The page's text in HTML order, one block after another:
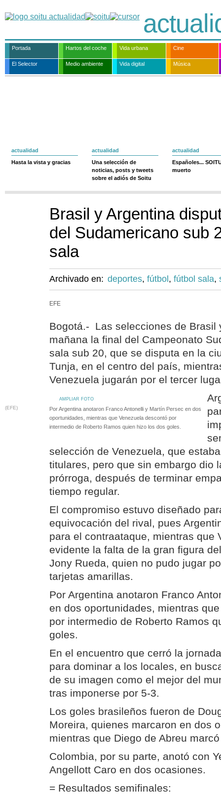
Portada Hartos del coche Vida urbana Cine
El Selector Medio ambiente Vida digital Música
actualidad
Hasta la vista y gracias
actualidad
Una selección de
noticias, posts y tweets
sobre el adiós de Soitu
actualidad
Españoles...
muerto
Brasil y Argentina
del Sudamericano sub
sala
Archivado en: deportes, fútbol , fútbol sala,
EFE
Bogotá.- Las selecciones de Brasil
mañana la final del Campeonato
sala sub 20, que se disputa en la
Tunja, en el centro del país,
Venezuela jugarán por el tercer
AMPLIAR FOTO
(EFE)
Por Argentina anotaron Franco Antonelli y Martín Persec en dos
oportunidades, mientras que Venezuela descontó por
intermedio de Roberto Ramos quien hizo los dos goles.
selección de Venezuela, que
titulares, pero que sin embargo dio
prórroga, después de terminar
tiempo regular.
El compromiso estuvo diseñado
equivocación del rival, pues
para el contraataque, mientras que
evidente la falta de la gran figura
Jony Rueda, quien no pudo jugar
tarjetas amarillas.
Por Argentina anotaron Franco
en dos oportunidades, mientras
por intermedio de Roberto Ramos
goles.
En el encuentro que cerró la
para dominar a los locales, en
de su imagen como el mejor del
tras imponerse por 5-3.
Los goles brasileños fueron de
Moreira, quienes marcaron en dos
mientras que Diego de Abreu
Colombia, por su parte, anotó con
Angellott Caro en dos ocasiones.
= Resultados semifinales: